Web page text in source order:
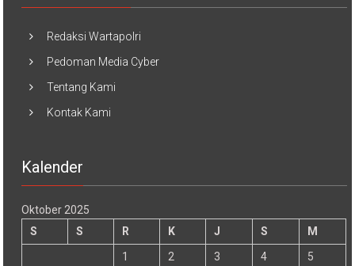
Redaksi Wartapolri
Pedoman Media Cyber
Tentang Kami
Kontak Kami
Kalender
Oktober 2025
S
S R K J S
M
1
2 3 4
5